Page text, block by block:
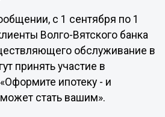
с 1 сентября по 1
Волго-Вятского банка
обслуживание в
принять участие в
ипотеку - и
стать вашим».